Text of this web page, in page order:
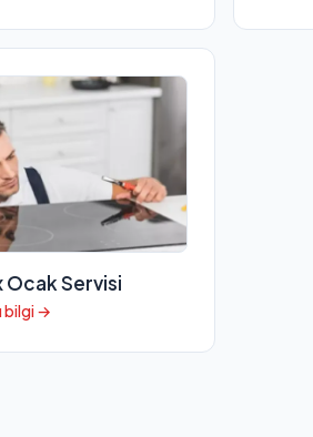
Ocak Servisi
bilgi →